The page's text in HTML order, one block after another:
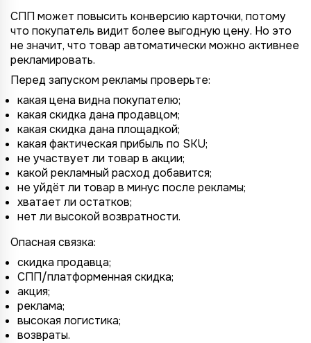
СПП может повысить конверсию карточки, потому
что покупатель видит более выгодную цену. Но это
не значит, что товар автоматически можно активнее
рекламировать.
Перед запуском рекламы проверьте:
какая цена видна покупателю;
какая скидка дана продавцом;
какая скидка дана площадкой;
какая фактическая прибыль по SKU;
не участвует ли товар в акции;
какой рекламный расход добавится;
не уйдёт ли товар в минус после рекламы;
хватает ли остатков;
нет ли высокой возвратности.
Опасная связка:
скидка продавца;
СПП/платформенная скидка;
акция;
реклама;
высокая логистика;
возвраты.